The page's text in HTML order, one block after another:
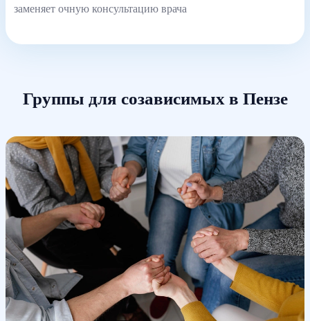
заменяет очную консультацию врача
Группы для созависимых в Пензе